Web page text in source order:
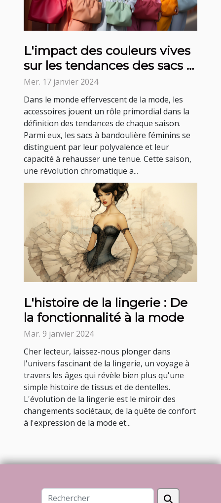
L'impact des couleurs vives
sur les tendances des sacs à
bandoulière féminins cette
saison
Mer. 17 janvier 2024
Dans le monde effervescent de la mode, les
accessoires jouent un rôle primordial dans la
définition des tendances de chaque saison.
Parmi eux, les sacs à bandoulière féminins se
distinguent par leur polyvalence et leur
capacité à rehausser une tenue. Cette saison,
une révolution chromatique a...
L'histoire de la lingerie : De
la fonctionnalité à la mode
Mar. 9 janvier 2024
Cher lecteur, laissez-nous plonger dans
l'univers fascinant de la lingerie, un voyage à
travers les âges qui révèle bien plus qu'une
simple histoire de tissus et de dentelles.
L'évolution de la lingerie est le miroir des
changements sociétaux, de la quête de confort
à l'expression de la mode et...